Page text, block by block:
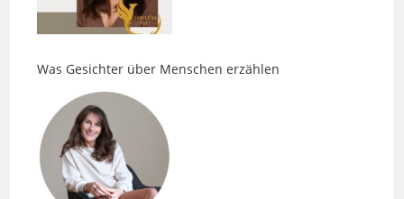
Was Gesichter über Menschen erzählen